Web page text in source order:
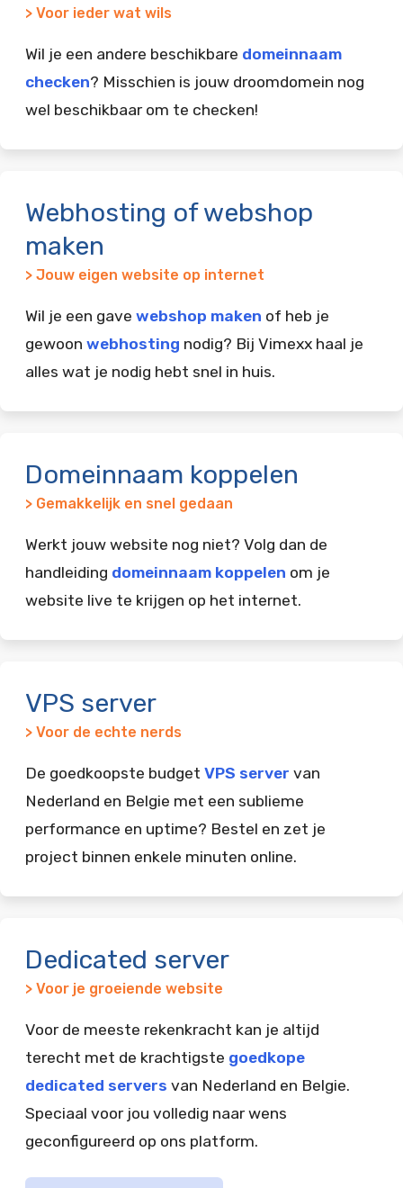
> Voor ieder wat wils
Wil je een andere beschikbare domeinnaam
checken? Misschien is jouw droomdomein nog
wel beschikbaar om te checken!
Webhosting of webshop
maken
> Jouw eigen website op internet
Wil je een gave webshop maken of heb je
gewoon webhosting nodig? Bij Vimexx haal je
alles wat je nodig hebt snel in huis.
Domeinnaam koppelen
> Gemakkelijk en snel gedaan
Werkt jouw website nog niet? Volg dan de
handleiding domeinnaam koppelen om je
website live te krijgen op het internet.
VPS server
> Voor de echte nerds
De goedkoopste budget VPS server van
Nederland en Belgie met een sublieme
performance en uptime? Bestel en zet je
project binnen enkele minuten online.
Dedicated server
> Voor je groeiende website
Voor de meeste rekenkracht kan je altijd
terecht met de krachtigste goedkope
dedicated servers van Nederland en Belgie.
Speciaal voor jou volledig naar wens
geconfigureerd op ons platform.